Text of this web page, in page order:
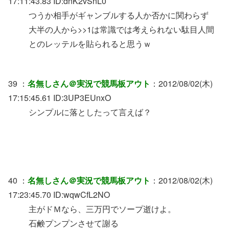
つうか相手がギャンブルする人か否かに関わらず
大半の人から>>1は常識では考えられない駄目人間
とのレッテルを貼られると思うｗ
39 ： 名無しさん＠実況で競馬板アウト ：2012/08/02(木)
17:15:45.61 ID:3UP3EUnxO
シンプルに落としたって言えば？
40 ： 名無しさん＠実況で競馬板アウト ：2012/08/02(木)
17:23:45.70 ID:wqwCfL2NO
主がドＭなら、三万円でソープ逝けよ。
石鹸プンプンさせて謝る